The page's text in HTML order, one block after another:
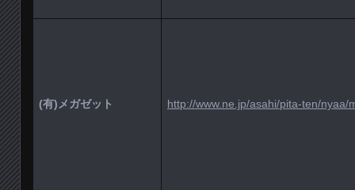
(有)メガゼット http://www.ne.jp/asahi/pita-ten/nyaa/